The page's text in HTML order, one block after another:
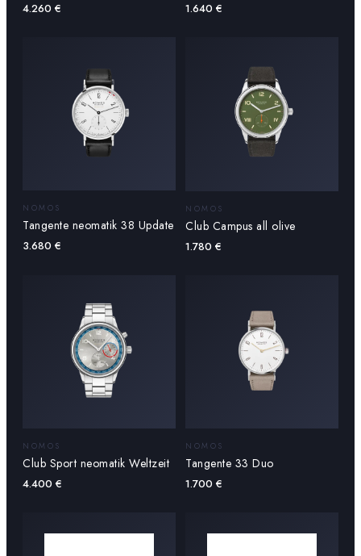
4.260 € 1.640 €
NOMOS
Tangente neomatik 38 Update
3.680 €
NOMOS
Club Campus all olive
1.780 €
NOMOS
Club Sport neomatik Weltzeit
4.400 €
NOMOS
Tangente 33 Duo
1.700 €